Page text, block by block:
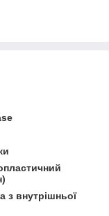
з внутрішньої